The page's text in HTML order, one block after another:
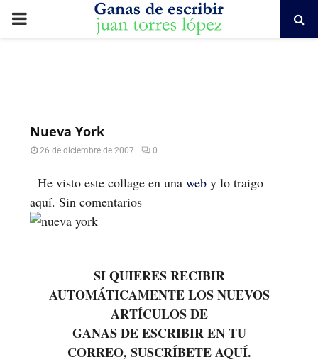
PRIMARY
Nueva York
26 de diciembre de 2007 0
He visto este collage en una web y lo traigo
aquí. Sin comentarios
SI QUIERES RECIBIR
AUTOMÁTICAMENTE LOS NUEVOS
ARTÍCULOS DE
GANAS DE ESCRIBIR EN TU
CORREO, SUSCRÍBETE AQUÍ.